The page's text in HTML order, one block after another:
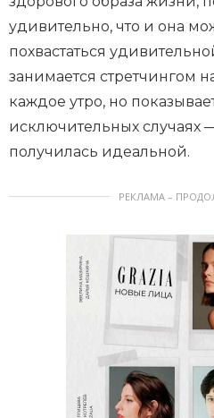
удивительно, что и она
похвастаться
занимается стретчингом
каждое утро, но
исключительных случаях
получилась идеальной.
РЕКЛАМА –